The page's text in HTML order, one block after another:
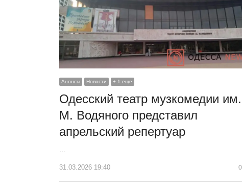
Анонсы Новости + 1 еще
Одесский театр музкомедии им.
М. Водяного представил
апрельский репертуар
…
31.03.2026 19:40 0